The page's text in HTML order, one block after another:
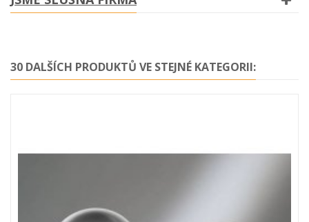
30 DALŠÍCH PRODUKTŮ VE STEJNÉ KATEGORII: